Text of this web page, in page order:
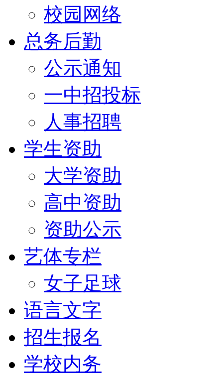
校园网络
总务后勤
公示通知
一中招投标
人事招聘
学生资助
大学资助
高中资助
资助公示
艺体专栏
女子足球
语言文字
招生报名
学校内务